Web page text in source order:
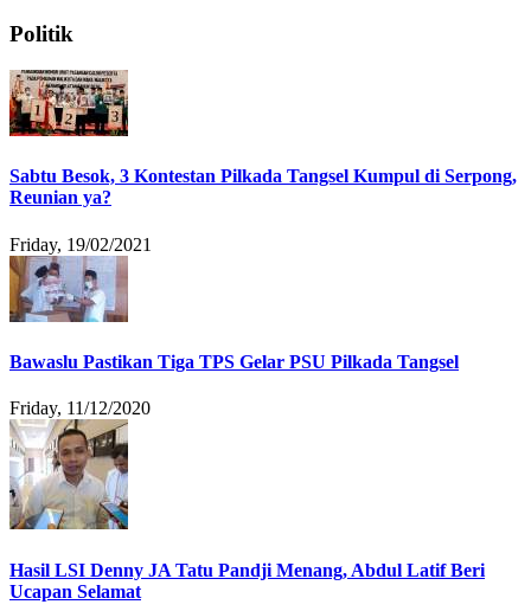
Politik
Sabtu Besok, 3 Kontestan Pilkada Tangsel Kumpul di Serpong,
Reunian ya?
Friday, 19/02/2021
Bawaslu Pastikan Tiga TPS Gelar PSU Pilkada Tangsel
Friday, 11/12/2020
Hasil LSI Denny JA Tatu Pandji Menang, Abdul Latif Beri
Ucapan Selamat